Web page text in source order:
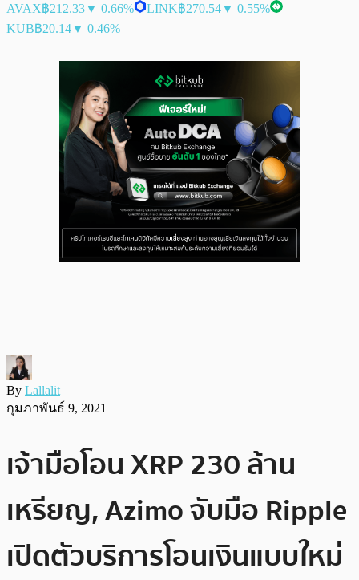
AVAX฿212.33▼ 0.66% LINK฿270.54▼ 0.55%
KUB฿20.14▼ 0.46%
By Lallalit
กุมภาพันธ์ 9, 2021
เจ้ามือโอน XRP 230 ล้าน
เหรียญ, Azimo จับมือ Ripple
เปิดตัวบริการโอนเงินแบบใหม่